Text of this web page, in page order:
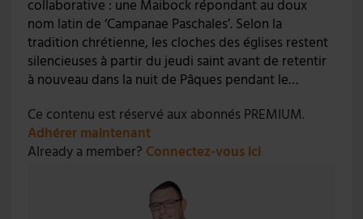
collaborative : une Maibock répondant au doux
nom latin de ‘Campanae Paschales’. Selon la
tradition chrétienne, les cloches des églises restent
silencieuses à partir du jeudi saint avant de retentir
à nouveau dans la nuit de Pâques pendant le…
Ce contenu est réservé aux abonnés PREMIUM.
Adhérer maintenant
Already a member? Connectez-vous ici